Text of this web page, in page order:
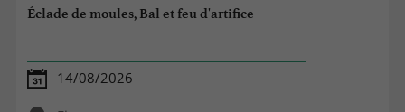
Éclade de moules, Bal et feu d'artifice
14/08/2026